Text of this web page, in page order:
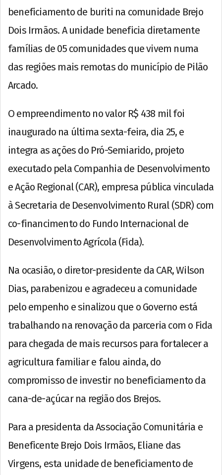
beneficiamento de buriti na comunidade Brejo
Dois Irmãos. A unidade beneficia diretamente
famílias de 05 comunidades que vivem numa
das regiões mais remotas do município de Pilão
Arcado.
O empreendimento no valor R$ 438 mil foi
inaugurado na última sexta-feira, dia 25, e
integra as ações do Pró-Semiarido, projeto
executado pela Companhia de Desenvolvimento
e Ação Regional (CAR), empresa pública vinculada
à Secretaria de Desenvolvimento Rural (SDR) com
co-financimento do Fundo Internacional de
Desenvolvimento Agrícola (Fida).
Na ocasião, o diretor-presidente da CAR, Wilson
Dias, parabenizou e agradeceu a comunidade
pelo empenho e sinalizou que o Governo está
trabalhando na renovação da parceria com o Fida
para chegada de mais recursos para fortalecer a
agricultura familiar e falou ainda, do
compromisso de investir no beneficiamento da
cana-de-açúcar na região dos Brejos.
Para a presidenta da Associação Comunitária e
Beneficente Brejo Dois Irmãos, Eliane das
Virgens, esta unidade de beneficiamento de